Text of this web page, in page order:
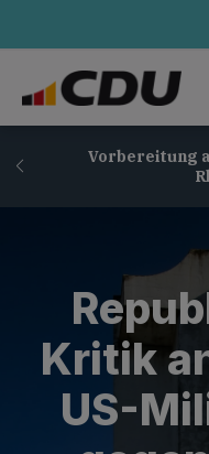
Vorbereitung
Kritik
US-